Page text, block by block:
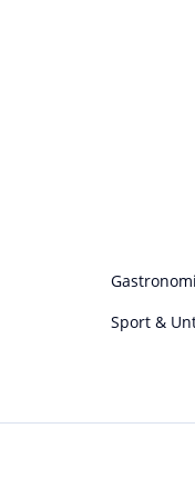
Sport &